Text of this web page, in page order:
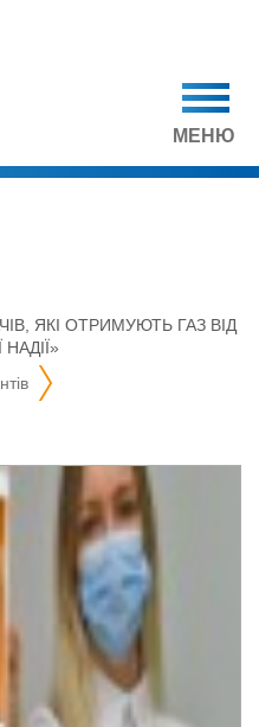
МЕНЮ
ЯКІ ОТРИМУЮТЬ ГАЗ ВІД